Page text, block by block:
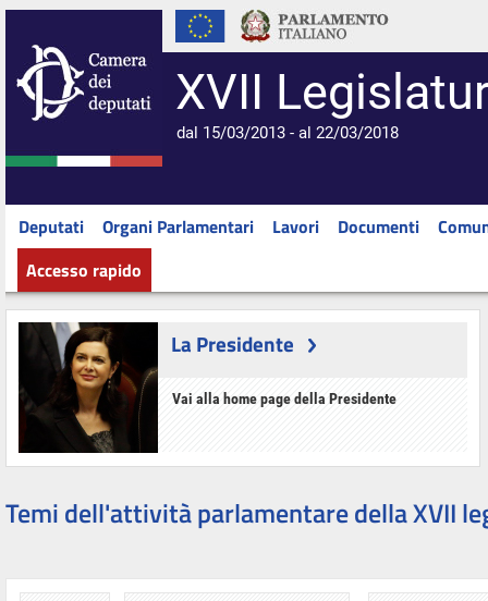
XVII
dal 15/03/2013 - al 22/03/2018
Deputati Organi Parlamentari Lavori Documenti
Accesso rapido
La Presidente
Vai alla home page della Presidente
Temi dell'attività parlamentare della XVII